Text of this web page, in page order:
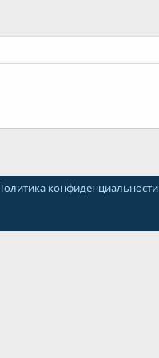
конфиденциальности